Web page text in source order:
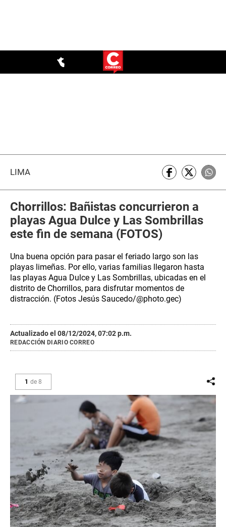
LIMA
Chorrillos: Bañistas concurrieron a
playas Agua Dulce y Las Sombrillas
este fin de semana (FOTOS)
Una buena opción para pasar el feriado largo son las
playas limeñas. Por ello, varias familias llegaron hasta
las playas Agua Dulce y Las Sombrillas, ubicadas en el
distrito de Chorrillos, para disfrutar momentos de
distracción. (Fotos Jesús Saucedo/@photo.gec)
REDACCIÓN DIARIO CORREO
Actualizado el 08/12/2024, 07:02 p.m.
1 de 8